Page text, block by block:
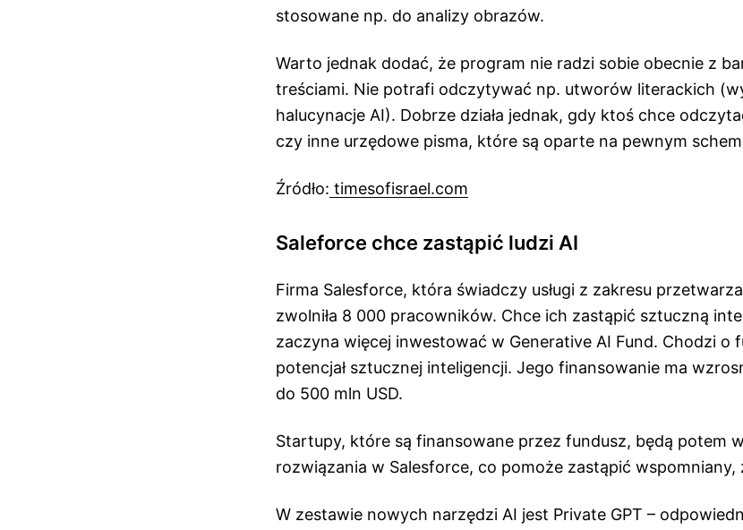
stosowane np. do analizy obrazów.
Warto jednak dodać, że program nie radzi sobie obecnie z
treściami. Nie potrafi odczytywać np. utworów literackich
halucynacje AI). Dobrze działa jednak, gdy ktoś chce
czy inne urzędowe pisma, które są oparte na pewnym
Źródło: timesofisrael.com
Saleforce chce zastąpić ludzi AI
Firma Salesforce, która świadczy usługi z zakresu
zwolniła 8 000 pracowników. Chce ich zastąpić sztuczną
zaczyna więcej inwestować w Generative AI Fund. Chodzi o
potencjał sztucznej inteligencji. Jego finansowanie ma
do 500 mln USD.
Startupy, które są finansowane przez fundusz, będą potem
rozwiązania w Salesforce, co pomoże zastąpić wspomniany,
W zestawie nowych narzędzi AI jest Private GPT –